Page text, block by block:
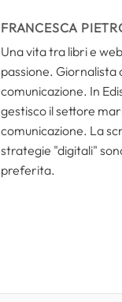
FRANCESCA
Una vita tra libri e
passione. Giornalista
comunicazione. In
gestisco il settore
comunicazione. La
strategie "digitali"
preferita.